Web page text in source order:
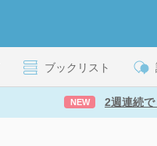
ブックリスト
NEW 2週連続